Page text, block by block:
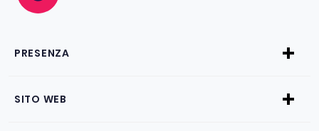
PRESENZA
SITO WEB